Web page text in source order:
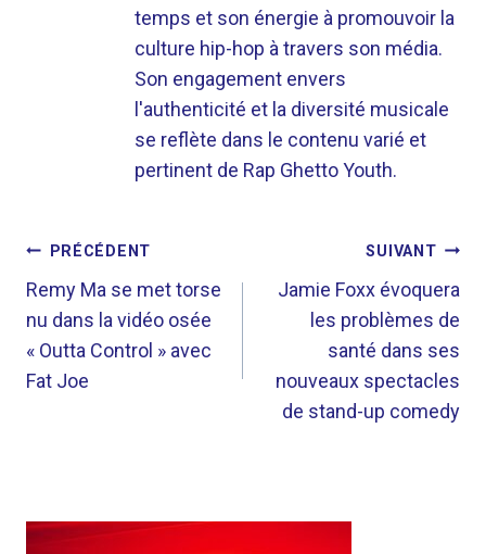
temps et son énergie à promouvoir la
culture hip-hop à travers son média.
Son engagement envers
l'authenticité et la diversité musicale
se reflète dans le contenu varié et
pertinent de Rap Ghetto Youth.
NAVIGATION
DE
L’ARTICLE
PRÉCÉDENT
Remy Ma se met torse
nu dans la vidéo osée
« Outta Control » avec
Fat Joe
SUIVANT
Jamie Foxx évoquera
les problèmes de
santé dans ses
nouveaux spectacles
de stand-up comedy